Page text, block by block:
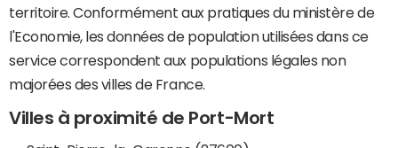
territoire. Conformément aux pratiques du ministère de
l'Economie, les données de population utilisées dans ce
service correspondent aux populations légales non
majorées des villes de France.
Villes à proximité de Port-Mort